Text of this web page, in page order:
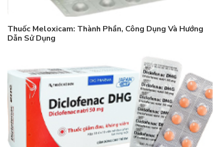
Thuốc Meloxicam: Thành Phần, Công Dụng Và Hướng
Dẫn Sử Dụng